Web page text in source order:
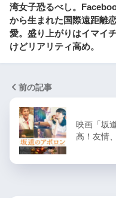
湾女子恐るべし。
から生まれた国際遠距離
愛。盛り上がりはイマイ
けどリアリティ高め。
前の記事
映画「坂
高！友情